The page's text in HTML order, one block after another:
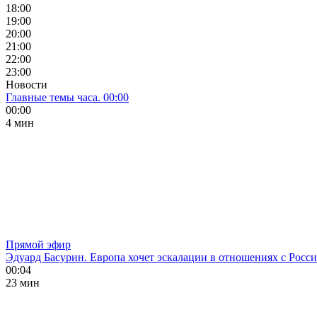
18:00
19:00
20:00
21:00
22:00
23:00
Новости
Главные темы часа. 00:00
00:00
4 мин
Прямой эфир
Эдуард Басурин. Европа хочет эскалации в отношениях с
00:04
23 мин